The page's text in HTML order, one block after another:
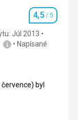
5,0/ 5
Hodnotenie
4,5 / 5
Júl 2013
Napísané
byl
byl